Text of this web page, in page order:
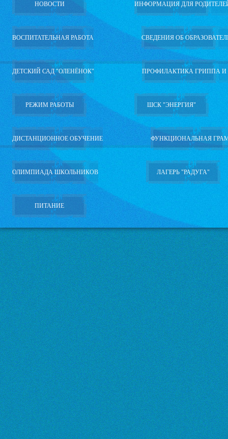
НОВОСТИ ИНФОРМАЦИЯ ДЛЯ
ВОСПИТАТЕЛЬНАЯ РАБОТА СВЕДЕНИЯ ОБ
ДЕТСКИЙ САД "ОЛЕНЁНОК" ПРОФИЛАКТИКА ГРИППА И
РЕЖИМ РАБОТЫ ШСК "ЭНЕРГИЯ"
ДИСТАНЦИОННОЕ ОБУЧЕНИЕ ФУНКЦИОНАЛЬНАЯ
ОЛИМПИАДА ШКОЛЬНИКОВ ЛАГЕРЬ "РАДУГА"
ПИТАНИЕ